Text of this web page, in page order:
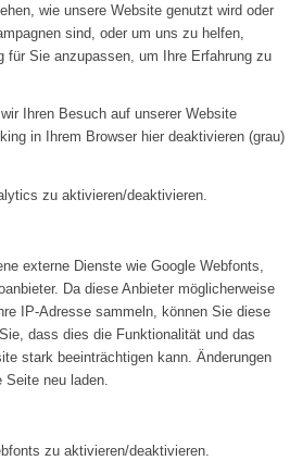
wie unsere Website genutzt wird oder
sind, oder um uns zu helfen,
für Sie anzupassen, um Ihre Erfahrung zu
Ihren Besuch auf unserer Website
in Ihrem Browser hier deaktivieren (grau)
zu aktivieren/deaktivieren.
externe Dienste wie Google Webfonts,
Da diese Anbieter möglicherweise
IP-Adresse sammeln, können Sie diese
dass dies die Funktionalität und das
stark beeinträchtigen kann. Änderungen
neu laden.
zu aktivieren/deaktivieren.